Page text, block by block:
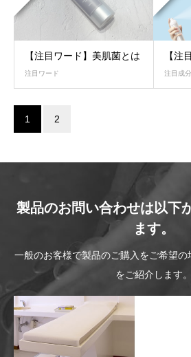
【注目ワード】美肌菌とは
注目ワード
【注
注目成分
1 2
製品のお問い合わせは以下
ます。
一般のお客様で製品のご購入をご希望
をご紹介します。